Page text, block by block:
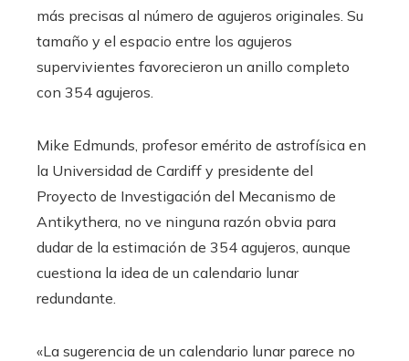
más precisas al número de agujeros originales. Su
tamaño y el espacio entre los agujeros
supervivientes favorecieron un anillo completo
con 354 agujeros.
Mike Edmunds, profesor emérito de astrofísica en
la Universidad de Cardiff y presidente del
Proyecto de Investigación del Mecanismo de
Antikythera, no ve ninguna razón obvia para
dudar de la estimación de 354 agujeros, aunque
cuestiona la idea de un calendario lunar
redundante.
«La sugerencia de un calendario lunar parece no